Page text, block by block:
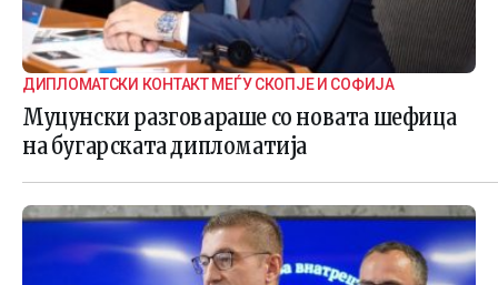
ДИПЛОМАТСКИ КОНТАКТ МЕЃУ СКОПЈЕ И СОФИЈА
Муцунски разговараше со новата шефица
на бугарската дипломатија